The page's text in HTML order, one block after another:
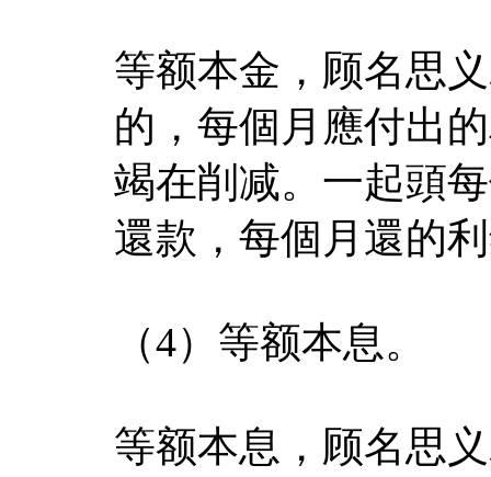
等额本金，顾名思
的，每個月應付出
竭在削减。一起頭
還款，每個月還的
（4）等额本息。
等额本息，顾名思